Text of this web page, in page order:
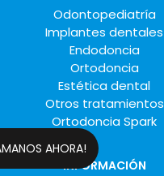
Odontopediatría
Implantes dentales
Endodoncia
Ortodoncia
Estética dental
Otros tratamientos
Ortodoncia Spark
INFORMACIÓN
AHORA!